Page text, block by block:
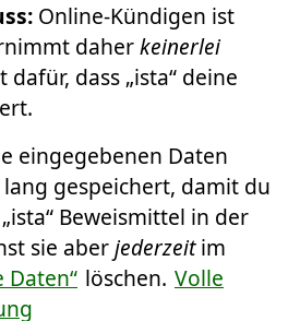
Online-Kündigen ist
daherkeinerlei
dass „ista“ deine
eingegebenen Daten
gespeichert, damit du
Beweismittel in der
sie aberjederzeitim
Daten“ löschen. Volle